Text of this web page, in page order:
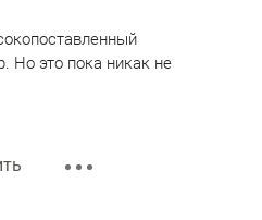
Но это пока никак не